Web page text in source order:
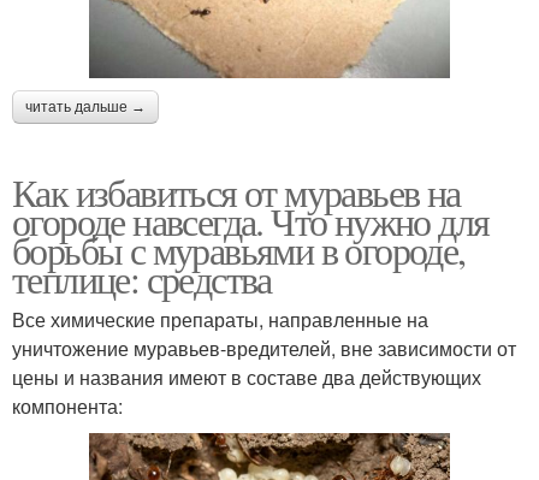
читать дальше →
Как избавиться от муравьев на
огороде навсегда. Что нужно для
борьбы с муравьями в огороде,
теплице: средства
Все химические препараты, направленные на
уничтожение муравьев-вредителей, вне зависимости от
цены и названия имеют в составе два действующих
компонента: